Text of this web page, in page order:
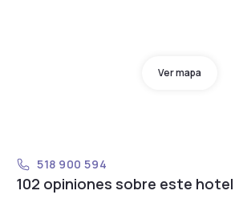
Ver mapa
518 900 594
102 opiniones sobre este hotel